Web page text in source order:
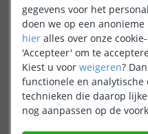
Montage- en inkort set
gegevens voor het
doen we op een anonieme
hier alles over onze
'Accepteer' om te
Kiest u voor weigeren?
functionele en analytische
technieken die daarop
nog aanpassen op de